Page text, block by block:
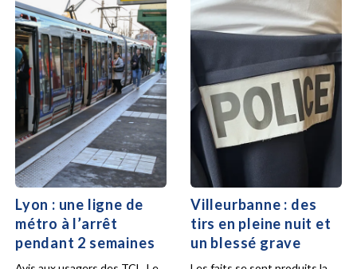
Lyon : une ligne de
métro à l’arrêt
pendant 2 semaines
Villeurbanne : des
tirs en pleine nuit et
un blessé grave